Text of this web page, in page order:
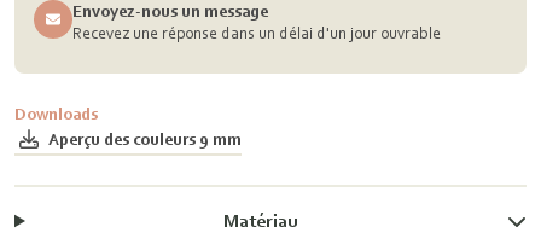
Envoyez-nous un message
Recevez une réponse dans un délai d'un jour ouvrable
Downloads
Aperçu des couleurs 9 mm
Matériau